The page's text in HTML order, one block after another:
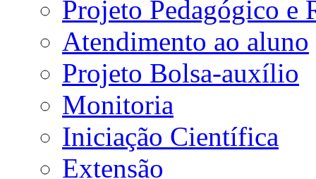
Projeto Pedagógico e
Atendimento ao aluno
Projeto Bolsa-auxílio
Monitoria
Iniciação Científica
Extensão